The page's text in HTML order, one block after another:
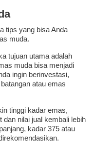
tips yang bisa Anda
muda.
tujuan utama adalah
muda bisa menjadi
ingin berinvestasi,
atau emas
tinggi kadar emas,
nilai jual kembali lebih
kadar 375 atau